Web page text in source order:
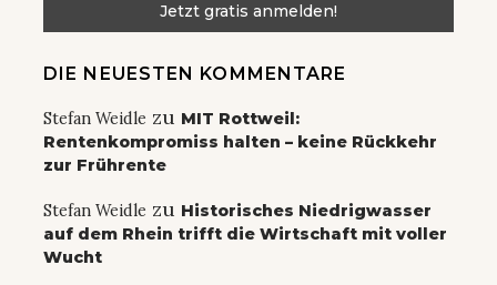
DIE NEUESTEN KOMMENTARE
Stefan Weidle zu MIT Rottweil:
Rentenkompromiss halten – keine Rückkehr
zur Frührente
Stefan Weidle zu Historisches Niedrigwasser
auf dem Rhein trifft die Wirtschaft mit voller
Wucht